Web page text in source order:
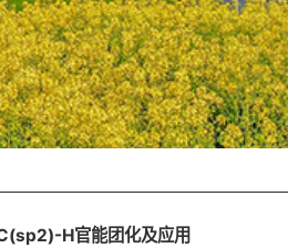
H官能团化及应用